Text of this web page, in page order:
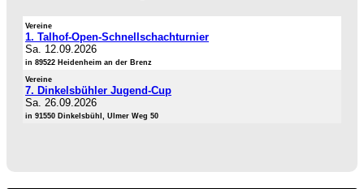
Vereine
1. Talhof-Open-Schnellschachturnier
Sa. 12.09.2026
in 89522 Heidenheim an der Brenz
Vereine
7. Dinkelsbühler Jugend-Cup
Sa. 26.09.2026
in 91550 Dinkelsbühl, Ulmer Weg 50